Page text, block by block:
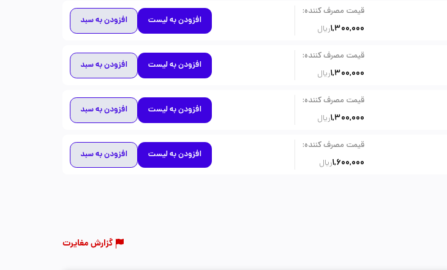
قیمت مصرف کننده:
1,300,000ریال
افزودن به لیست افزودن به سبد
قیمت مصرف کننده:
1,300,000ریال
افزودن به لیست افزودن به سبد
قیمت مصرف کننده:
1,300,000ریال
افزودن به لیست افزودن به سبد
قیمت مصرف کننده:
1,600,000ریال
افزودن به لیست افزودن به سبد
گزارش مغایرت